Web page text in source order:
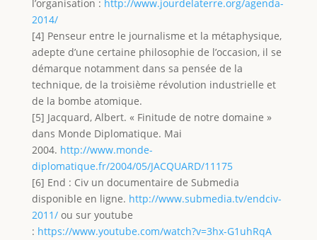
l’organisation : http://www.jourdelaterre.org/agenda-
2014/
[4] Penseur entre le journalisme et la métaphysique,
adepte d’une certaine philosophie de l’occasion, il se
démarque notamment dans sa pensée de la
technique, de la troisième révolution industrielle et
de la bombe atomique.
[5] Jacquard, Albert. « Finitude de notre domaine »
dans Monde Diplomatique. Mai
2004. http://www.monde-
diplomatique.fr/2004/05/JACQUARD/11175
[6] End : Civ un documentaire de Submedia
disponible en ligne. http://www.submedia.tv/endciv-
2011/ou sur youtube
: https://www.youtube.com/watch?v=3hx-G1uhRqA